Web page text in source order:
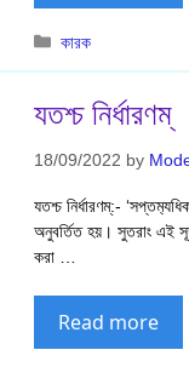
Categories
কারক
যতশ্চ নির্ধারণম্
18/09/2022 by
যতশ্চ নির্ধারণম্:-
অনুবর্তিত হয়। সুতরাং এই
করা …
Read more